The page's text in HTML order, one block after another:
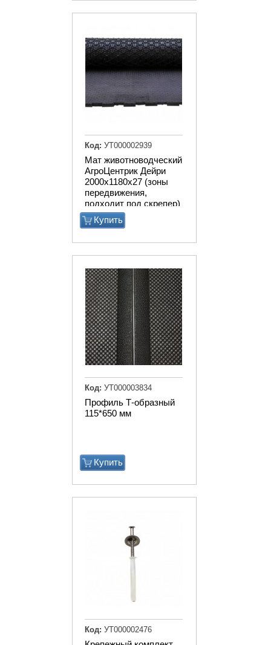
Мат животноводческий
АгроЦентрик Дейри
2000х1180х27 (зоны
передвижения,
подходит под скрепер)
Купить
Код: УТ000002939
Профиль Т-образный
115*650 мм
Купить
Код: УТ000003834
Код: УТ000002476